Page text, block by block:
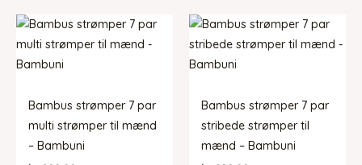
Bambus strømper 7 par
multi strømper til mænd
– Bambuni
Bambus strømper 7 par
stribede strømper til
mænd – Bambuni